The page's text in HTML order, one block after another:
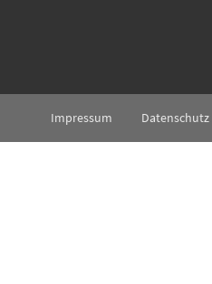
Impressum Datenschutz